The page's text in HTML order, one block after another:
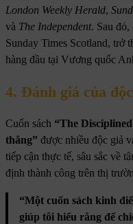
London Weekly Herald,
và The Independent. Sau
Sunday Times Scotland, trở
hàng đầu tại Vương quốc
4. Đánh giá của
Cuốn sách “The
thắng” được nhiều độc giả
tiếp cận thực tế, sâu sắc về
định thành công trên thị
“Một cuốn sách kinh
giúp tôi hiểu rằng để